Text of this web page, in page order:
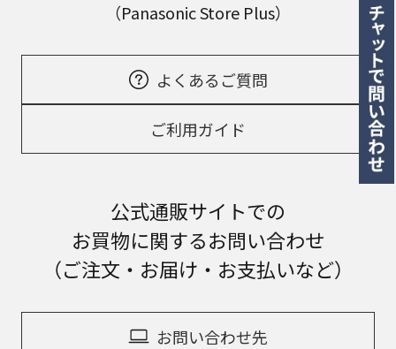
（Panasonic Store Plus）
よくあるご質問
ご利用ガイド
公式通販サイトでの
お買物に関するお問い合わせ
（ご注文・お届け・お支払いなど）
お問い合わせ先